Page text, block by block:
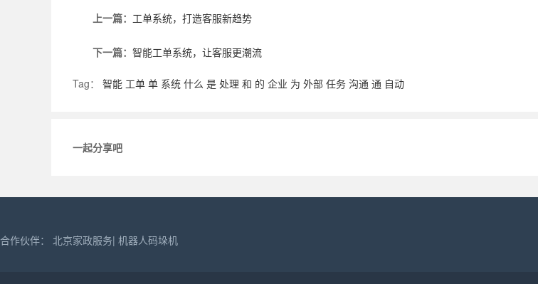
上一篇： 工单系统，打造客服新趋势
下一篇： 智能工单系统，让客服更潮流
Tag： 智能 工单 单 系统 什么 是 处理 和 的 企业 为 外部 任务 沟通 通 自动
一起分享吧
合作伙伴： 北京家政服务| 机器人码垛机